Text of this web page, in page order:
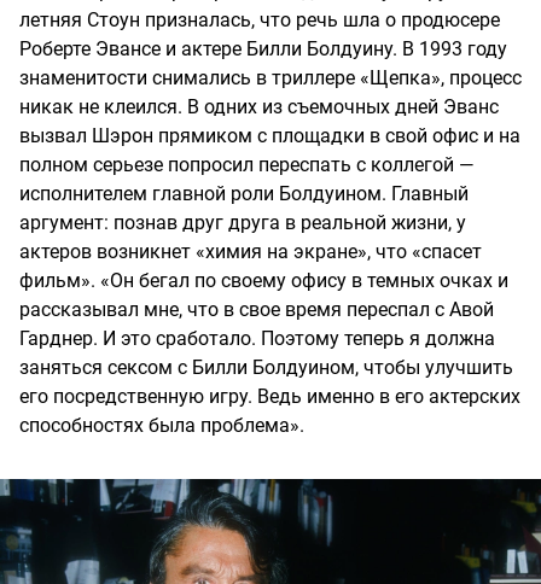
летняя Стоун призналась, что речь шла о продюсере
Роберте Эвансе и актере Билли Болдуину. В 1993 году
знаменитости снимались в триллере «Щепка», процесс
никак не клеился. В одних из съемочных дней Эванс
вызвал Шэрон прямиком с площадки в свой офис и на
полном серьезе попросил переспать с коллегой —
исполнителем главной роли Болдуином. Главный
аргумент: познав друг друга в реальной жизни, у
актеров возникнет «химия на экране», что «спасет
фильм». «Он бегал по своему офису в темных очках и
рассказывал мне, что в свое время переспал с Авой
Гарднер. И это сработало. Поэтому теперь я должна
заняться сексом с Билли Болдуином, чтобы улучшить
его посредственную игру. Ведь именно в его актерских
способностях была проблема».